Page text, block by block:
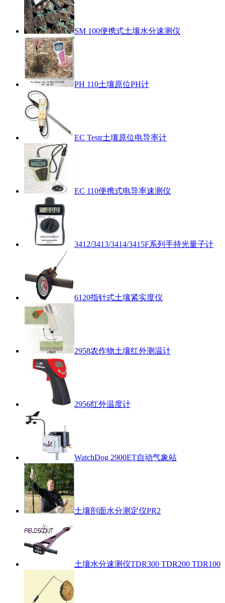
SM 100便携式土壤水分速测仪
PH 110土壤原位PH计
EC Testr土壤原位电导率计
EC 110便携式电导率速测仪
3412/3413/3414/3415F系列手持光量子计
6120指针式土壤紧实度仪
2958农作物土壤红外测温计
2956红外温度计
WatchDog 2900ET自动气象站
土壤剖面水分测定仪PR2
土壤水分速测仪TDR300 TDR200 TDR100